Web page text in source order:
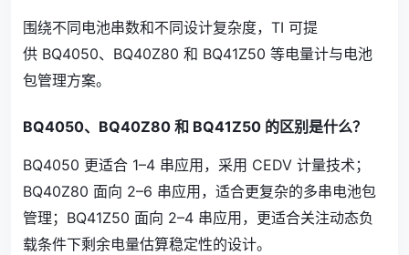
围绕不同电池串数和不同设计复杂度，TI 可提
供 BQ4050、BQ40Z80 和 BQ41Z50 等电量计与电池
包管理方案。
BQ4050、BQ40Z80 和 BQ41Z50 的区别是什么？
BQ4050 更适合 1–4 串应用，采用 CEDV 计量技术；
BQ40Z80 面向 2–6 串应用，适合更复杂的多串电池包
管理；BQ41Z50 面向 2–4 串应用，更适合关注动态负
载条件下剩余电量估算稳定性的设计。